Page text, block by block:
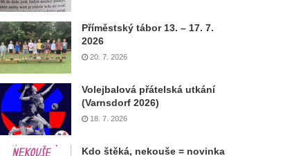
Příměstský tábor 13. – 17. 7.
2026
20. 7. 2026
Volejbalová přátelská utkání
(Varnsdorf 2026)
18. 7. 2026
Kdo štěká, nekouše = novinka